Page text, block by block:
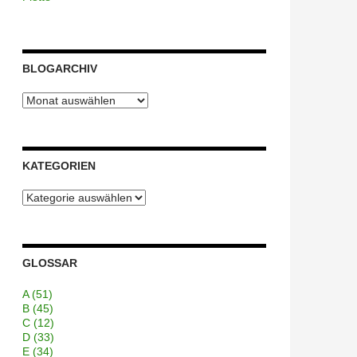
BLOGARCHIV
Blogarchiv
KATEGORIEN
Kategorien
GLOSSAR
A(51)
B (45)
C (12)
D (33)
E (34)